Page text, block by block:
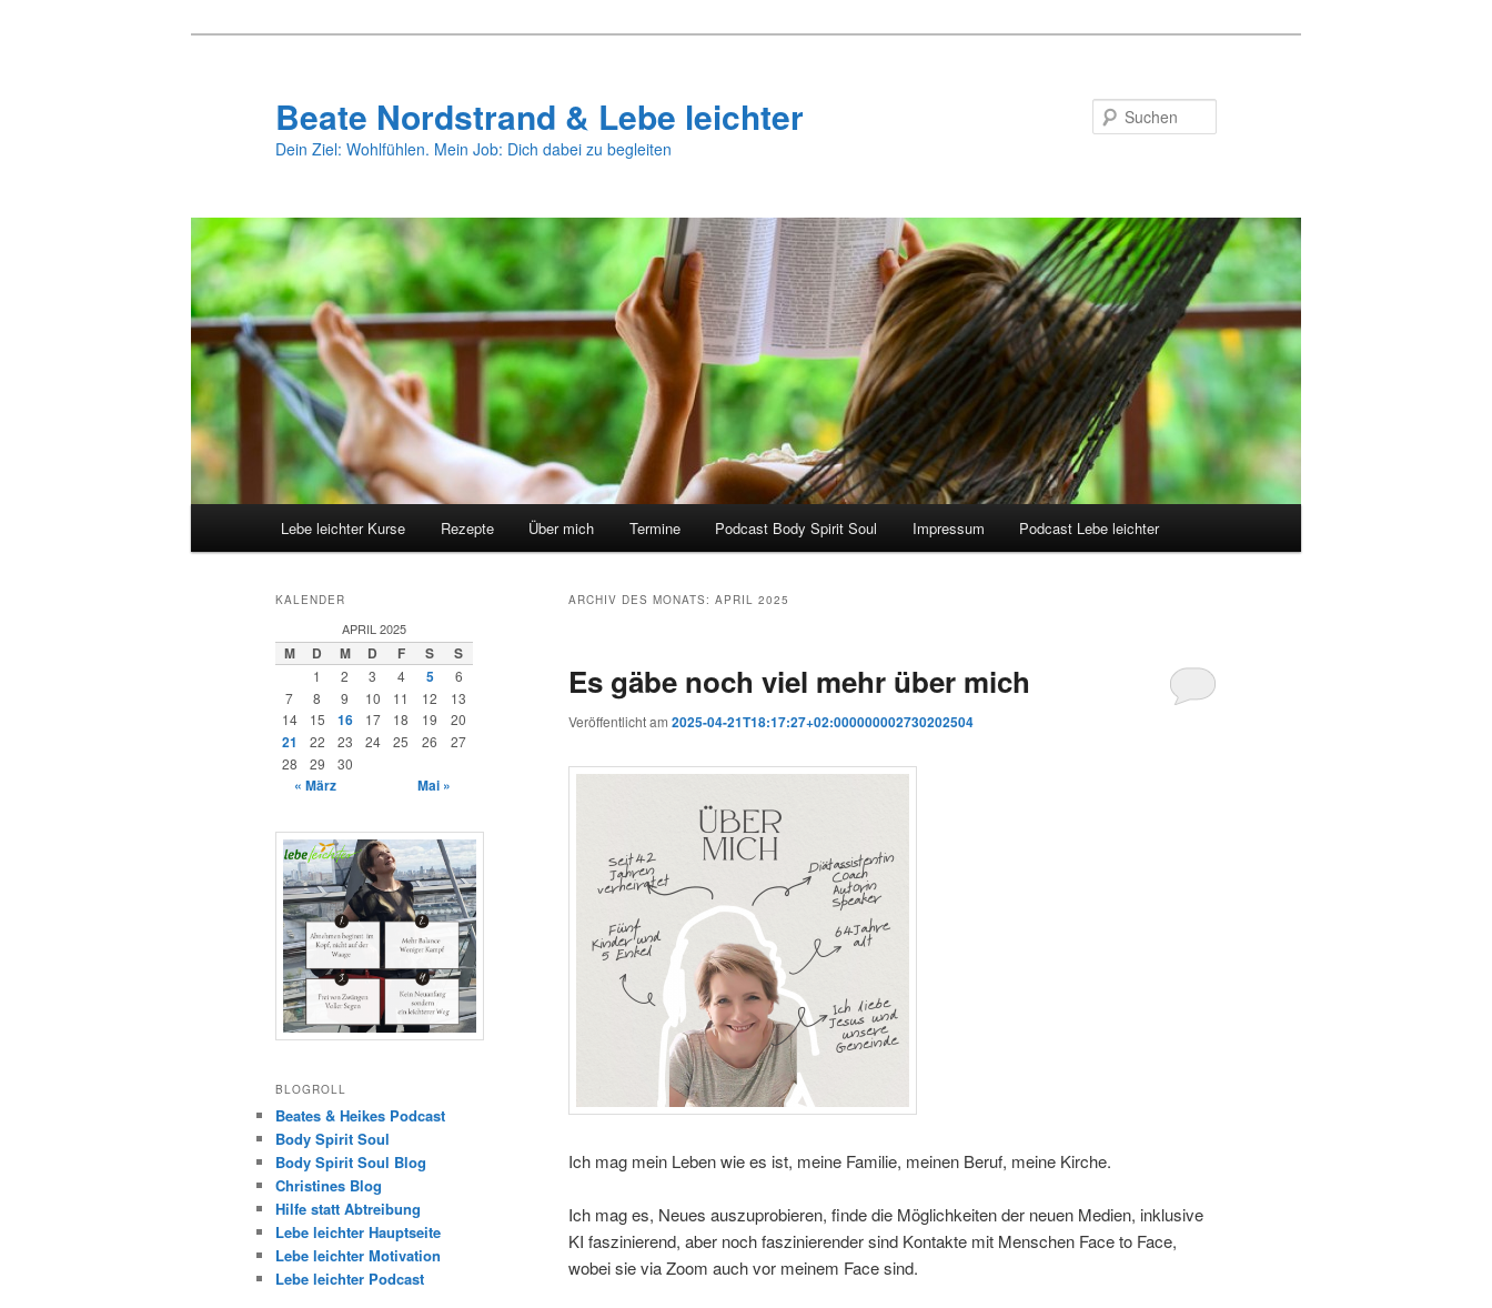
Beate Nordstrand & Lebe leichter
Dein Ziel: Wohlfühlen. Mein Job: Dich dabei zu begleiten
Lebe leichter Kurse Rezepte Über mich Termine Podcast Body Spirit Soul Impressum Podcast Lebe leichter
ARCHIV DES MONATS: APRIL 2025
Es gäbe noch viel mehr über mich
Veröffentlicht am 2025-04-21T18:17:27+02:000000002730202504
Ich mag mein Leben wie es ist, meine Familie, meinen Beruf, meine Kirche.
Ich mag es, Neues auszuprobieren, finde die Möglichkeiten der neuen Medien, inklusive
KI faszinierend, aber noch faszinierender sind Kontakte mit Menschen Face to Face,
wobei sie via Zoom auch vor meinem Face sind.
KALENDER
APRIL 2025
M D M D F S S
1 2 3 4 5
6
7
8 9 10 11 12
13
14
15 16 17 18 19 20
21 22 23 24 25 26
27
28
29 30
« März Mai »
BLOGROLL
Beates & Heikes Podcast
Body Spirit Soul
Body Spirit Soul Blog
Christines Blog
Hilfe statt Abtreibung
Lebe leichter Hauptseite
Lebe leichter Motivation
Lebe leichter Podcast